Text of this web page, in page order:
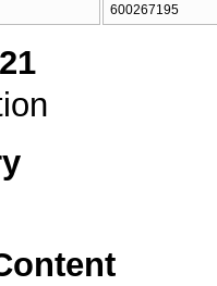
600267195